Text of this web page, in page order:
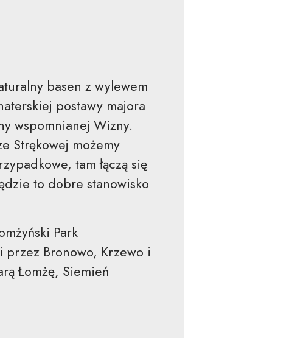
basen z wylewem
postawy majora
wspomnianej Wizny.
Strękowej możemy
tam łączą się
to dobre stanowisko
Park
Bronowo, Krzewo i
Łomżę, Siemień